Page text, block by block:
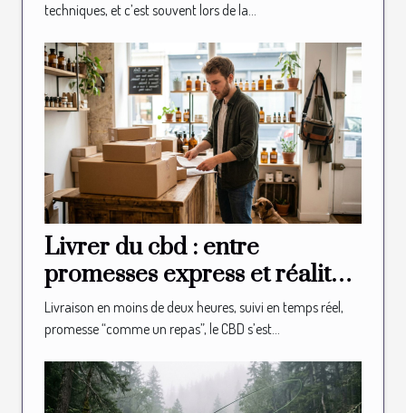
techniques, et c’est souvent lors de la...
Livrer du cbd : entre
promesses express et réalité
logistique en boutique
Livraison en moins de deux heures, suivi en temps réel,
promesse “comme un repas”, le CBD s’est...